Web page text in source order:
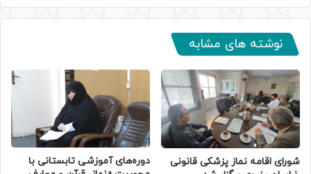
نوشته های مشابه
شورای اقامه نماز پزشکی قانونی
دوره‌های آموزشی تابستانی با